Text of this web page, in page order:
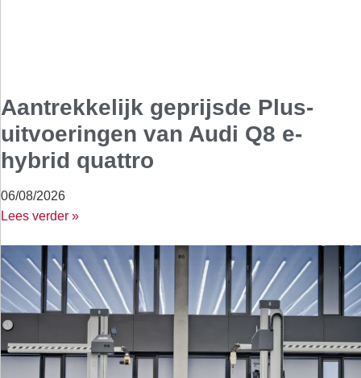
Aantrekkelijk geprijsde Plus-
uitvoeringen van Audi Q8 e-
hybrid quattro
06/08/2026
Lees verder »